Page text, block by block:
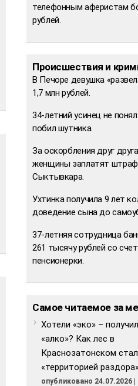
телефонным аферистам
рублей.
Происшествия и
В Печоре девушка
1,7 млн рублей.
34-летний усинец не
побил шутника.
За оскорбления друг
женщины заплатят штраф
Сыктывкара.
Ухтинка получила 9 лет
доведение сына до
37-летняя сотрудница
261 тысячу рублей со
пенсионерки.
Самое читаемое за
Хотели «эко» –
«алко»? Как лес в
Краснозатонском стал
«территорией
опубликовано 24.07.2026 |